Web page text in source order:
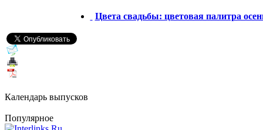
Цвета свадьбы: цветовая палитра
Календарь выпусков
Популярное